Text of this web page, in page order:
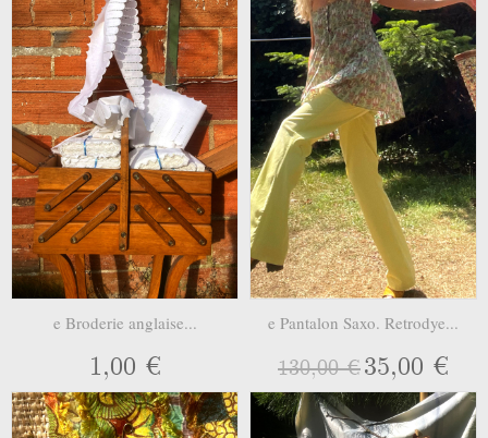
e Broderie anglaise...
1,00 €
e Pantalon Saxo. Retrodye...
130,00 €35,00 €